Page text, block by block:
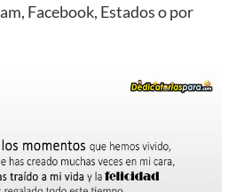
Facebook, Estados o por